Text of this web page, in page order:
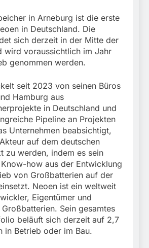
in Arneburg ist die erste
in Deutschland. Die
sich derzeit in der Mitte der
wird voraussichtlich im Jahr
genommen werden.
seit 2023 von seinen Büros
Hamburg aus
in Deutschland und
Pipeline an Projekten
Unternehmen beabsichtigt,
auf dem deutschen
zu werden, indem es sein
how aus der Entwicklung
von Großbatterien auf der
Neoen ist ein weltweit
Eigentümer und
Sein gesamtes
beläuft sich derzeit auf 2,7
in Betrieb oder im Bau.